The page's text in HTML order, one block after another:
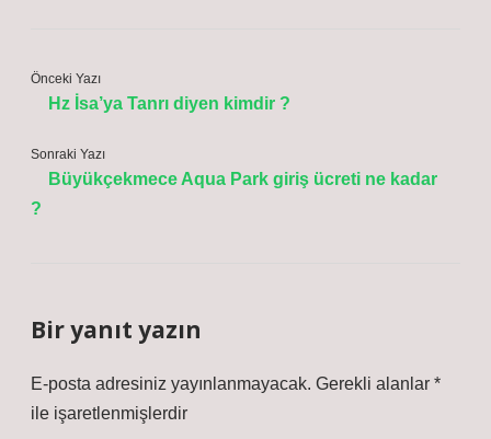
Önceki Yazı
Hz İsa’ya Tanrı diyen kimdir ?
Sonraki Yazı
Büyükçekmece Aqua Park giriş ücreti ne kadar
?
Bir yanıt yazın
E-posta adresiniz yayınlanmayacak. Gerekli alanlar *
ile işaretlenmişlerdir